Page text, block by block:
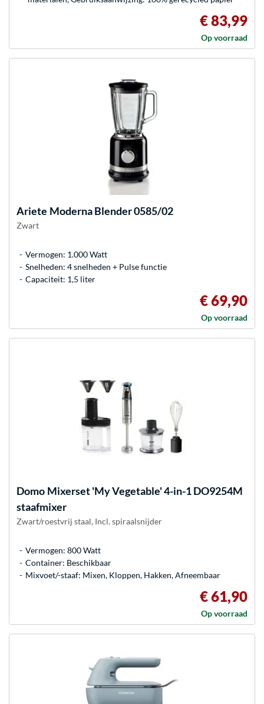
€ 83,99
Op voorraad
Ariete Moderna Blender 0585/02
Zwart
Vermogen: 1.000 Watt
Snelheden: 4 snelheden + Pulse functie
Capaciteit: 1,5 liter
€ 69,90
Op voorraad
Domo Mixerset 'My Vegetable' 4-in-1 DO9254M
staafmixer
Zwart/roestvrij staal, Incl. spiraalsnijder
Vermogen: 800 Watt
Container: Beschikbaar
Mixvoet/-staaf: Mixen, Kloppen, Hakken, Afneembaar
€ 61,90
Op voorraad